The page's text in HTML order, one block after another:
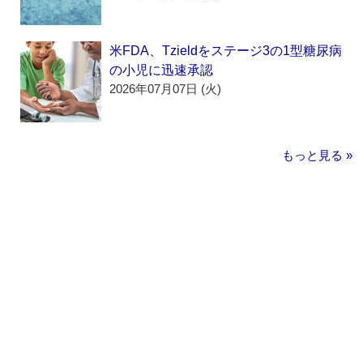
米FDA、Tzieldをステージ3の1型糖尿病
の小児に迅速承認
2026年07月07日 (火)
もっと見る »